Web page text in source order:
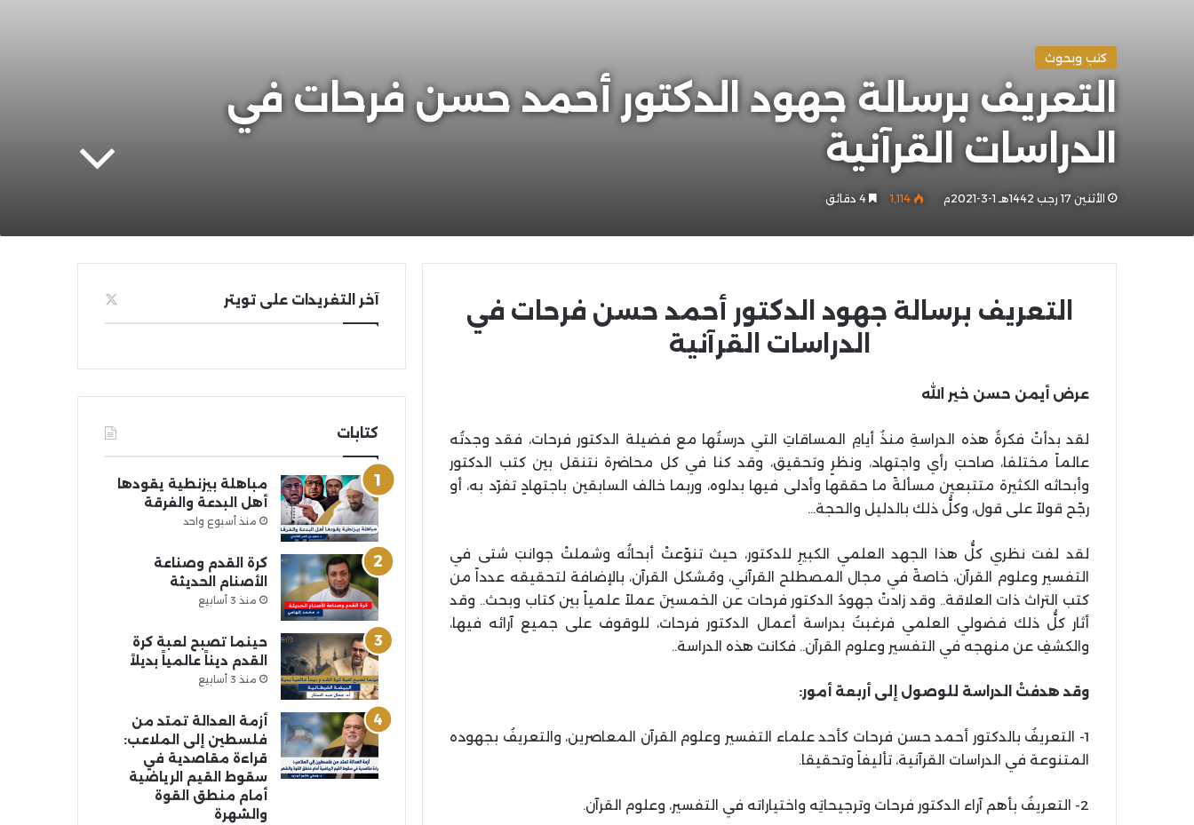
كتب وبحوث
التعريف برسالة جهود الدكتور أحمد حسن فرحات في
الدراسات القرآنية
الأثنين 17 رجب 1442هـ 1-3-2021م 1٬114
التعريف برسالة جهود الدكتور أحمد حسن فرحات في
الدراسات القرآنية
عرض أيمن حسن خير الله
لقد بدأتْ فكرةُ هذه الدراسةِ منذُ أيامِ المساقاتِ التي درستُها مع فضيلة الدكتور فرحات، فقد وجدتُه
عالماً مختلفا، صاحبَ رأي واجتهاد، ونظرٍ وتحقيق، وقد كنا في كل محاضرة نتنقل بين كتب الدكتور
وأبحاثه الكثيرة متتبعين مسألةً ما حققها وأدلى فيها بدلوه، وربما خالف السابقين باجتهادٍ تفرّد به، أو
رجّح قولاً على قول، وكلُّ ذلك بالدليل والحجة…
لقد لفت نظري كلُّ هذا الجهد العلمي الكبيرِ للدكتور، حيث تنوّعتْ أبحاثُه وشملتْ جوانبَ شتى في
التفسير وعلوم القرآن، خاصةً في مجال المصطلح القرآني، ومُشكل القرآن، بالإضافة لتحقيقه عدداً من
كتب التراث ذات العلاقة.. وقد زادتْ جهودُ الدكتور فرحات عن الخمسينَ عملاً علمياً بين كتاب وبحث.. وقد
أثار كلُّ ذلك فضولي العلمي فرغبتُ بدراسة أعمال الدكتور فرحات، للوقوف على جميع آرائه فيها،
والكشفِ عن منهجه في التفسير وعلوم القرآن.. فكانت هذه الدراسة..
وقد هدفتْ الدراسة للوصول إلى أربعة أمور:
1- التعريفُ بالدكتور أحمد حسن فرحات كأحد علماء التفسير وعلوم القرآن المعاصرين، والتعريفُ بجهوده
المتنوعة في الدراسات القرآنية، تأليفاً وتحقيقا.
2- التعريفُ بأهم آراء الدكتور فرحات وترجيحاتِه واختياراته في التفسير، وعلوم القرآن.
آخر التغريدات على تويتر
كتابات
مباهلة بيزنطية يقودها
أهل البدعة والفرقة
منذ أسبوع واحد
كرة القدم وصناعة
الأصنام الحديثة
منذ 3 أسابيع
حينما تصبح لعبة كرة
القدم ديناً عالمياً بديلاً
منذ 3 أسابيع
أزمة العدالة تمتد من
فلسطين إلى الملاعب:
قراءة مقاصدية في
سقوط القيم الرياضية
أمام منطق القوة
والشهرة